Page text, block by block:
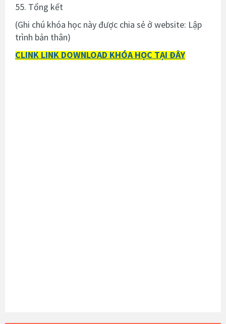
55. Tổng kết
(Ghi chú khóa học này được chia sẻ ở website: Lập
trình bản thân)
CLINK LINK DOWNLOAD KHÓA HỌC TẠI ĐÂY